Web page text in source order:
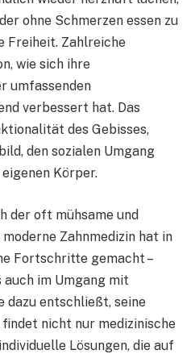
ohne Schmerzen essen zu
Freiheit. Zahlreiche
wie sich ihre
umfassenden
verbessert hat. Das
des Gebisses,
den sozialen Umgang
Körper.
der oft mühsame und
Zahnmedizin hat in
Fortschritte gemacht –
im Umgang mit
dazu entschließt, seine
findet nicht nur medizinische
Lösungen, die auf